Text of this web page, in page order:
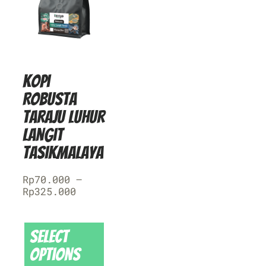
Kopi
Robusta
Taraju Luhur
Langit
Tasikmalaya
Rp70.000 –
Rp325.000
Select
options